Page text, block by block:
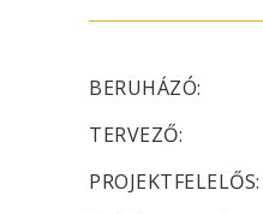
BERUHÁZÓ:
TERVEZŐ:
PROJEKTFELELŐS: